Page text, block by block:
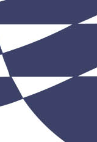
машины
для опасной пыли
для сухой и
для сухой уборки
на колесах
влаговпитывающие
Коврики
Коврики
Коврики
Коврики